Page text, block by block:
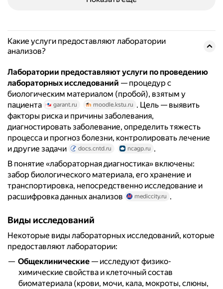
Какие услуги предоставляют лаборатории
анализов?
Лаборатории предоставляют услуги по проведению
лабораторных исследований — процедур с
биологическим материалом (пробой), взятым у
пациента
garant.ru moodle.kstu.ru . Цель — выявить
факторы риска и причины заболевания,
диагностировать заболевание, определить тяжесть
процесса и прогноз болезни, контролировать лечение
и другие задачи
docs.cntd.ru ncagp.ru .
В понятие «лабораторная диагностика» включены:
забор биологического материала, его хранение и
транспортировка, непосредственно исследование и
расшифровка данных анализов
mediccity.ru .
Виды исследований
Некоторые виды лабораторных исследований, которые
предоставляют лаборатории:
Общеклинические — исследуют физико-
химические свойства и клеточный состав
биоматериала (крови, мочи, кала, мокроты, слюны,